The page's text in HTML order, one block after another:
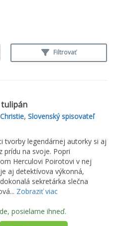
Filtrovať
tulipán
, Slovenský spisovateľ
tvorby legendárnej autorky si aj
prídu na svoje. Popri
Herculovi Poirotovi v nej
aj detektívova výkonná,
sekretárka slečna
Zobraziť viac
posielame ihneď.